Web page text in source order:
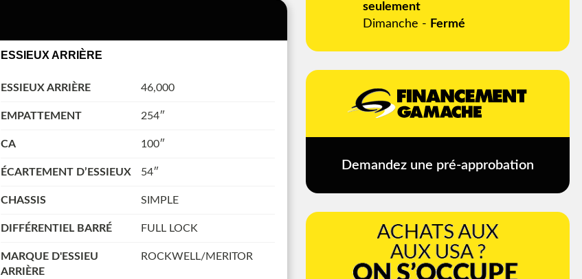
ESSIEUX ARRIÈRE
ESSIEUX ARRIÈRE 46,000
EMPATTEMENT 254″
CA 100″
ÉCARTEMENT D’ESSIEUX 54″
CHASSIS SIMPLE
DIFFÉRENTIEL BARRÉ FULL LOCK
MARQUE D'ESSIEU
ARRIÈRE
ROCKWELL/MERITOR
seulement
Dimanche - Fermé
Demandez une pré-approbation